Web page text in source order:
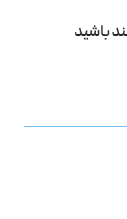
باشید